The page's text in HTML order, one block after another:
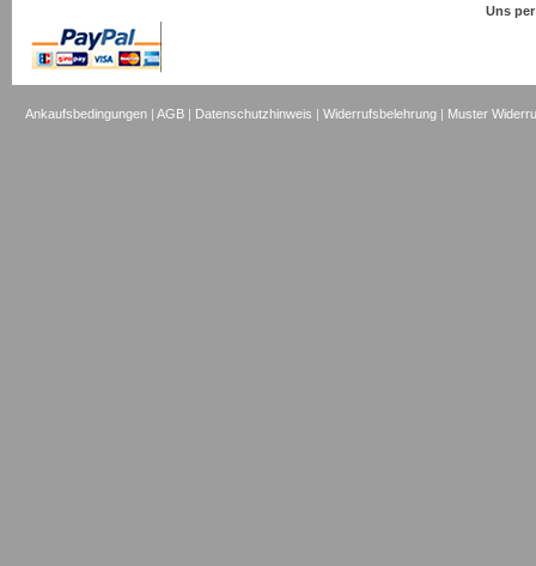
Uns
Ankaufsbedingungen |AGB | Datenschutzhinweis |Widerrufsbelehrung | Muster